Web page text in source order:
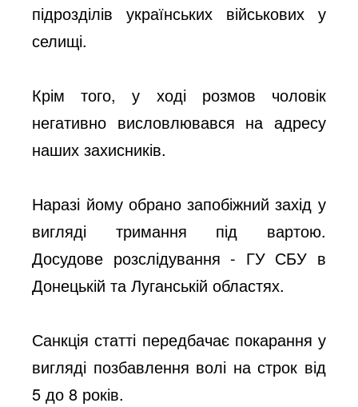
підрозділів українських військових у
селищі.
Крім того, у ході розмов чоловік
негативно висловлювався на адресу
наших захисників.
Наразі йому обрано запобіжний захід у
вигляді тримання під вартою.
Досудове розслідування - ГУ СБУ в
Донецькій та Луганській областях.
Санкція статті передбачає покарання у
вигляді позбавлення волі на строк від
5 до 8 років.